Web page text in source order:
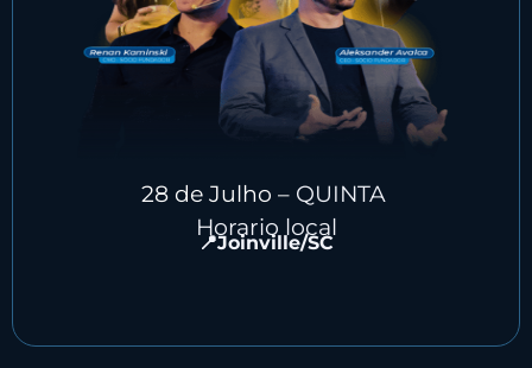
28 de Julho –QUINTA
Horario local
📍Joinville/SC